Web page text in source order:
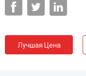
Лучшая Цена